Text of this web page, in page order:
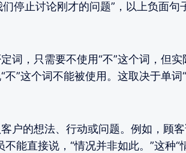
们停止讨论刚才的问题”，以上负面句
词，只需要不使用“不”这个词，但实
”这个词不能被使用。这取决于单词
户的想法、行动或问题。例如，顾
能直接说，“情况并非如此。”这种“